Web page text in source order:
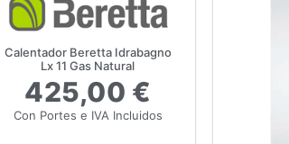
Calentador Beretta Idrabagno
Lx 11 Gas Natural
425,00 €
Con Portes e IVA Incluidos